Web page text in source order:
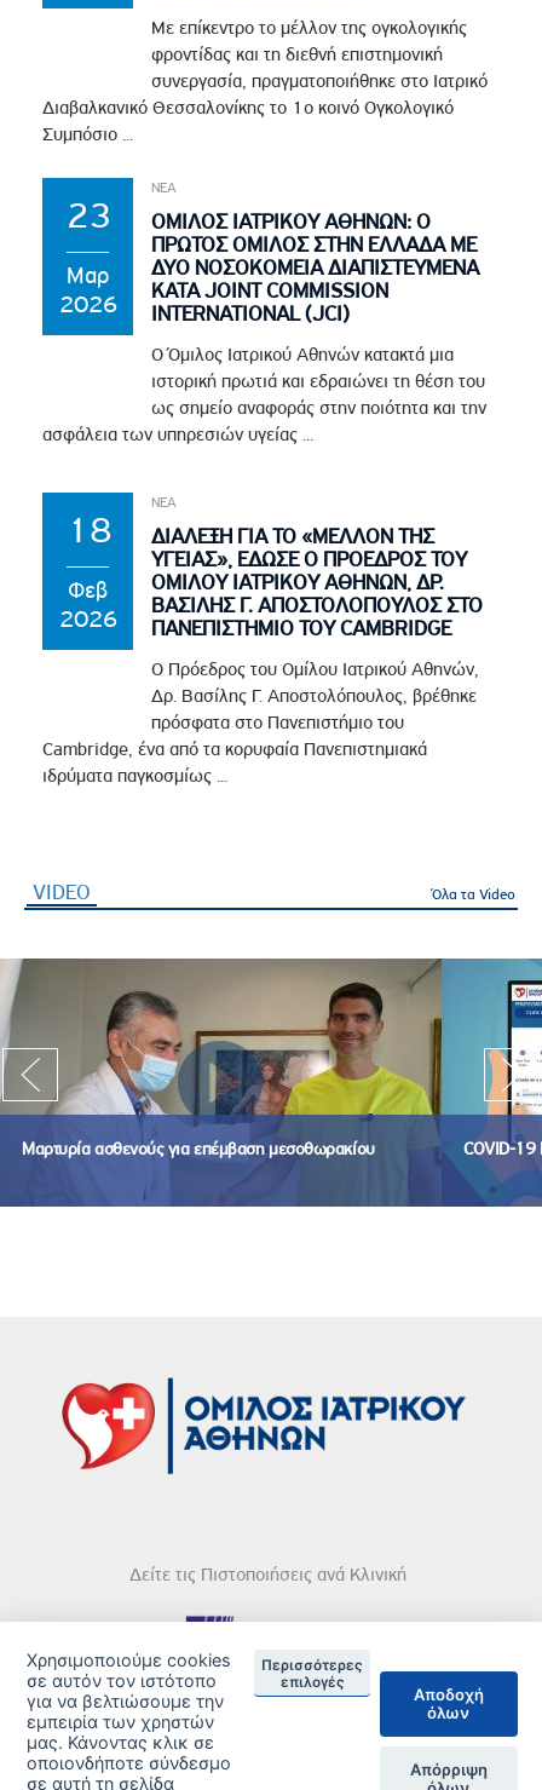
Με επίκεντρο το μέλλον της ογκολογικής
φροντίδας και τη διεθνή επιστημονική
συνεργασία, πραγματοποιήθηκε στο Ιατρικό
Διαβαλκανικό Θεσσαλονίκης το 1ο κοινό Ογκολογικό
Συμπόσιο ...
23
Μαρ
2026
ΝΕΑ
ΟΜΙΛΟΣ ΙΑΤΡΙΚΟΥ ΑΘΗΝΩΝ: Ο
ΠΡΩΤΟΣ ΟΜΙΛΟΣ ΣΤΗΝ ΕΛΛΑΔΑ ΜΕ
ΔΥΟ ΝΟΣΟΚΟΜΕΙΑ ΔΙΑΠΙΣΤΕΥΜΕΝΑ
ΚΑΤΑ JOINT COMMISSION
INTERNATIONAL (JCI)
Ο Όμιλος Ιατρικού Αθηνών κατακτά μια
ιστορική πρωτιά και εδραιώνει τη θέση του
ως σημείο αναφοράς στην ποιότητα και την
ασφάλεια των υπηρεσιών υγείας ...
18
Φεβ
2026
ΝΕΑ
ΔΙΑΛΕΞΗ ΓΙΑ ΤΟ «ΜΕΛΛΟΝ ΤΗΣ
ΥΓΕΙΑΣ», ΕΔΩΣΕ Ο ΠΡΟΕΔΡΟΣ ΤΟΥ
ΟΜΙΛΟΥ ΙΑΤΡΙΚΟΥ ΑΘΗΝΩΝ, ΔΡ.
ΒΑΣΙΛΗΣ Γ. ΑΠΟΣΤΟΛΟΠΟΥΛΟΣ ΣΤΟ
ΠΑΝΕΠΙΣΤΗΜΙΟ ΤΟΥ CAMBRIDGE
Ο Πρόεδρος του Ομίλου Ιατρικού Αθηνών,
Δρ. Βασίλης Γ. Αποστολόπουλος, βρέθηκε
πρόσφατα στο Πανεπιστήμιο του
Cambridge, ένα από τα κορυφαία Πανεπιστημιακά
ιδρύματα παγκοσμίως ...
VIDEO Όλα τα Video
Μαρτυρία ασθενούς για επέμβαση μεσοθωρακίου COVID-19
Δείτε τις Πιστοποιήσεις ανά Κλινική
DISCLAIMER
© 2026 Copyright © Iatriko.gr | Powered by Aboutnet
Χρησιμοποιούμε cookies
σε αυτόν τον ιστότοπο
για να βελτιώσουμε την
εμπειρία των χρηστών
μας. Κάνοντας κλικ σε
οποιονδήποτε σύνδεσμο
σε αυτή τη σελίδα
Περισσότερες
επιλογές
Αποδοχή
όλων
Απόρριψη